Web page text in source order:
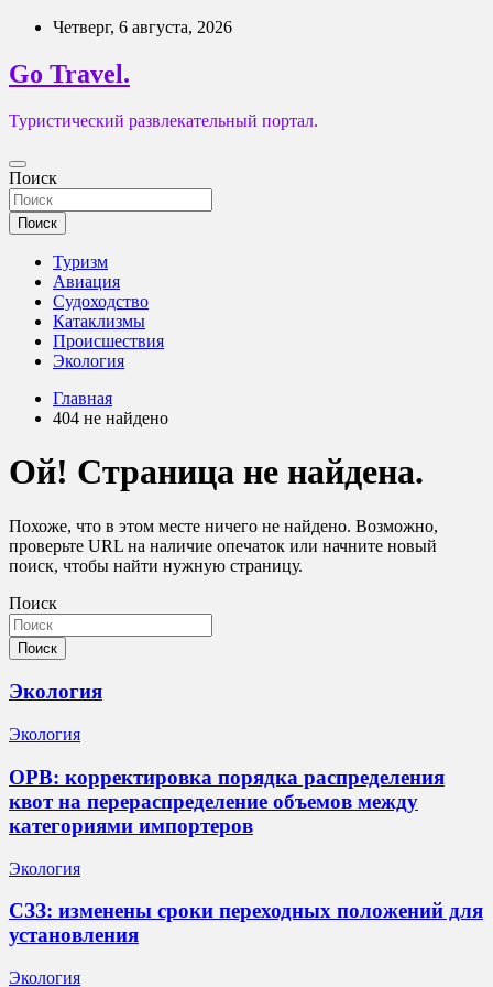
Перейти
содержимому
Четверг, 6 августа, 2026
Go Travel.
Туристический развлекательный портал.
Поиск
Поиск
Туризм
Авиация
Судоходство
Катаклизмы
Происшествия
Экология
Главная
404 не найдено
Ой! Страница не найдена.
Похоже, что в этом месте ничего не найдено. Возможно,
проверьте URL на наличие опечаток или начните новый
поиск, чтобы найти нужную страницу.
Поиск
Поиск
Экология
Экология
ОРВ: корректировка порядка распределения
квот на перераспределение объемов между
категориями импортеров
Экология
СЗЗ: изменены сроки переходных положений для
установления
Экология